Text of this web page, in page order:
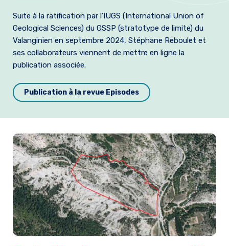
Infos pratiques
Suite à la ratification par l’IUGS (International Union of
Geological Sciences) du GSSP (stratotype de limite) du
Valanginien en septembre 2024, Stéphane Reboulet et
ses collaborateurs viennent de mettre en ligne la
publication associée.
Publication à la revue Episodes